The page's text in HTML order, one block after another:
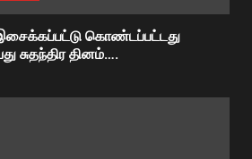
கொண்டப்பட்டது
சுதந்திர தினம்….